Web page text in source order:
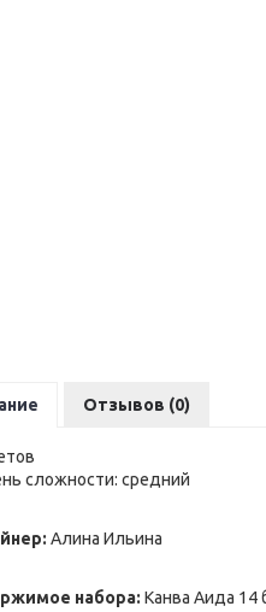
Отзывов (0)
сложности: средний
Алина Ильина
набора: Канва Аида 14